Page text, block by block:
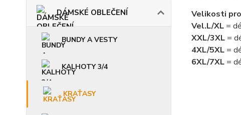
DÁMSKÉ OBLEČENÍ
BUNDY A VESTY
KALHOTY 3/4
KRAŤASY
Velikosti
Vel.L/XL =
XXL/3XL =
4XL/5XL =
6XL/7XL =